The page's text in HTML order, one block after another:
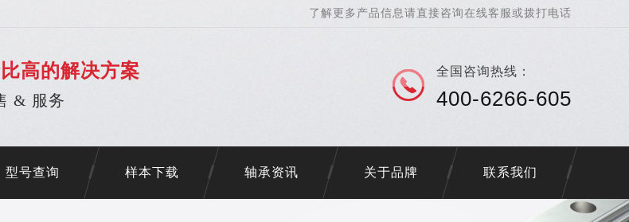
了解更多产品信息请直接咨询在线客服或拨打电话
高的解决方案
& 服务
全国咨询热线：
400-6266-605
型号查询 样本下载 轴承资讯 关于品牌 联系我们